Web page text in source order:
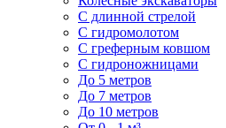
С длинной стрелой
С гидромолотом
С греферным ковшом
С гидроножницами
До 5 метров
До 7 метров
До 10 метров